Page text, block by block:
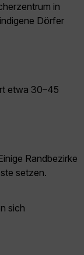
in
Dörfer
etwa 30–45
Randbezirke
setzen.
sich